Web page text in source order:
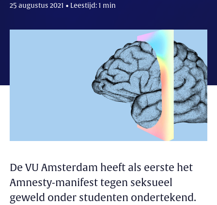
25 augustus 2021 • Leestijd: 1 min
De VU Amsterdam heeft als eerste het
Amnesty-manifest tegen seksueel
geweld onder studenten ondertekend.